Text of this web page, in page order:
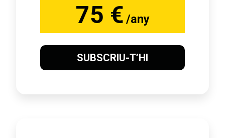
75 € /any
SUBSCRIU-T’HI